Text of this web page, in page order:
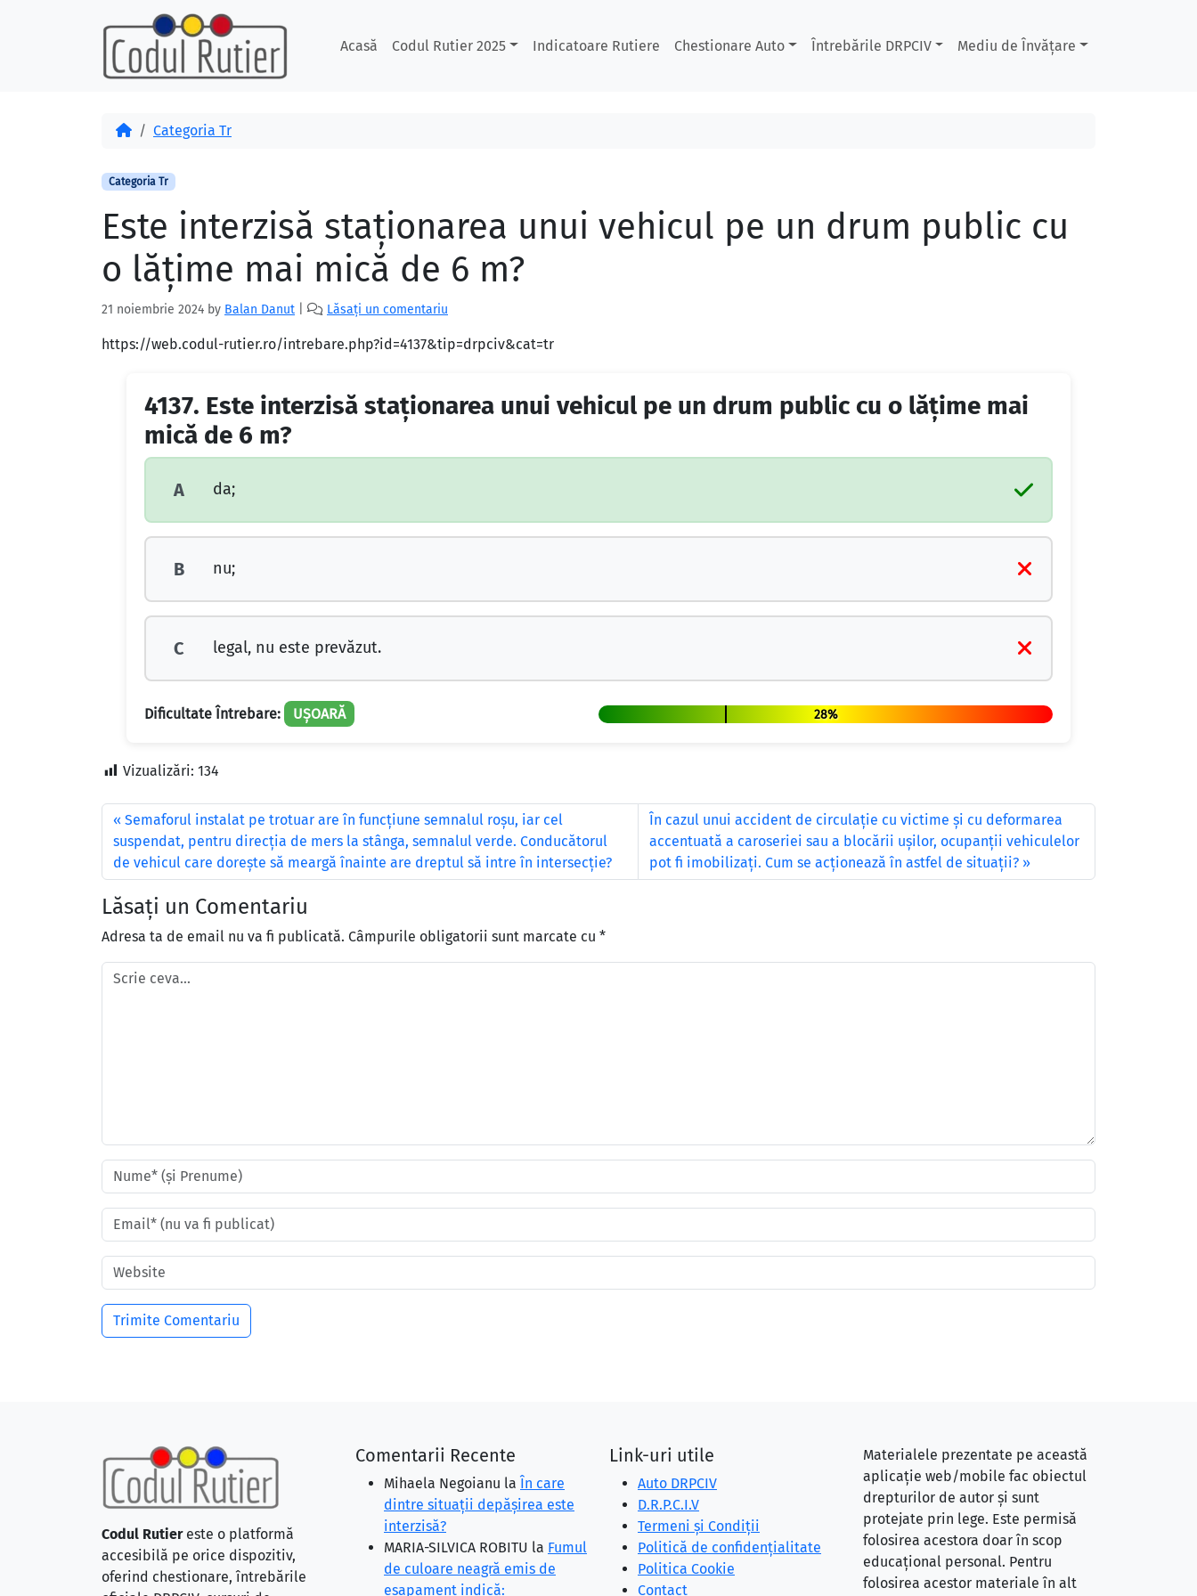
Acasă Codul Rutier 2025 Indicatoare Rutiere Chestionare Auto Întrebările DRPCIV Mediu de Învățare
AcasăCategoria Tr
Categoria Tr
Este interzisă staționarea unui vehicul pe un drum public cu
o lățime mai mică de 6 m?
21 noiembrie 2024 by Balan Danut Lăsați un comentariu
https://web.codul-rutier.ro/intrebare.php?id=4137&tip=drpciv&cat=tr
4137. Este interzisă staționarea unui vehicul pe un drum public cu o lățime mai
mică de 6 m?
A da;
B nu;
C legal, nu este prevăzut.
Dificultate Întrebare: UȘOARĂ 28%
Vizualizări: 134
Semaforul instalat pe trotuar are în funcţiune semnalul roşu, iar cel
suspendat, pentru direcţia de mers la stânga, semnalul verde. Conducătorul
de vehicul care doreşte să meargă înainte are dreptul să intre în intersecţie?
În cazul unui accident de circulaţie cu victime şi cu deformarea
accentuată a caroseriei sau a blocării uşilor, ocupanţii vehiculelor
pot fi imobilizaţi. Cum se acţionează în astfel de situaţii?
Lăsați un Comentariu
Adresa ta de email nu va fi publicată. Câmpurile obligatorii sunt marcate cu *
Codul Rutiereste o platformă
accesibilă pe orice dispozitiv,
oferind chestionare, întrebările
Comentarii Recente
Mihaela Negoianu la În care
dintre situaţii depăşirea este
interzisă?
MARIA-SILVICA ROBITU la Fumul
de culoare neagră emis de
eşapament indică:
Link-uri utile
Auto DRPCIV
D.R.P.C.I.V
Termeni și Condiții
Politică de confidențialitate
Politica Cookie
Contact
Materialele prezentate pe această
aplicație web/mobile fac obiectul
drepturilor de autor și sunt
protejate prin lege. Este permisă
folosirea acestora doar în scop
educațional personal. Pentru
folosirea acestor materiale în alt